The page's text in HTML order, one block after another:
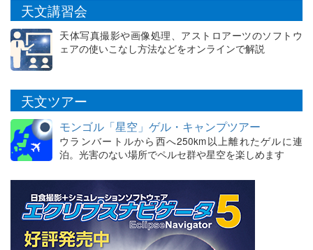
天文講習会
天体写真撮影や画像処理、アストロアーツのソフトウ
ェアの使いこなし方法などをオンラインで解説
天文ツアー
モンゴル「星空」ゲル・キャンプツアー
ウランバートルから西へ250km以上離れたゲルに連
泊。光害のない場所でペルセ群や星空を楽しめます